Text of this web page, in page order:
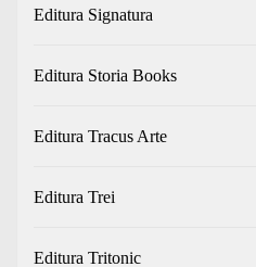
Editura Signatura
Editura Storia Books
Editura Tracus Arte
Editura Trei
Editura Tritonic